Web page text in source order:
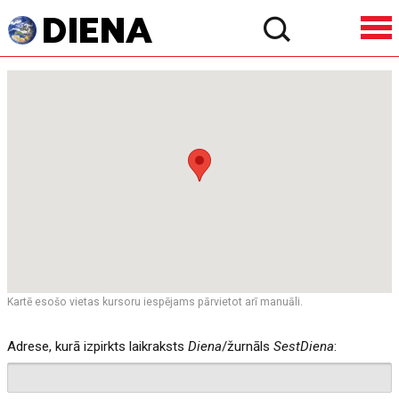
Kartē esošo vietas kursoru iespējams pārvietot arī manuāli.
Adrese, kurā izpirkts laikrakstsDiena/žurnālsSestDiena: